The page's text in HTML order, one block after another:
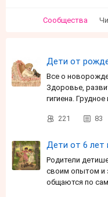
Сообщества
Дети от
Все о
Здоровье,
гигиена.
221 83
Дети от 6 лет
Родители
своим опытом и
общаются по